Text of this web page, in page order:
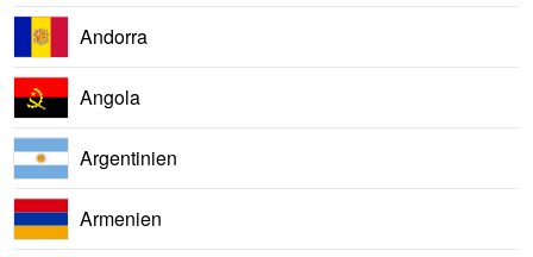
Andorra
Angola
Argentinien
Armenien